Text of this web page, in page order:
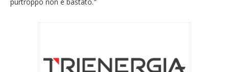
purtroppo non è bastato."